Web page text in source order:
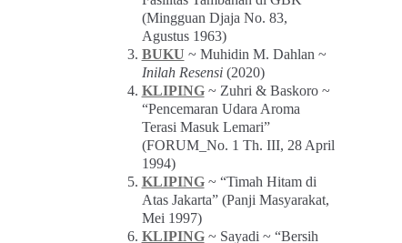
(Mingguan Djaja No. 83,
Agustus 1963)
BUKU ~ Muhidin M. Dahlan ~
Inilah Resensi(2020)
KLIPING~ Zuhri & Baskoro ~
“Pencemaran Udara Aroma
Terasi Masuk Lemari”
(FORUM_No. 1 Th. III, 28 April
1994)
KLIPING~ “Timah Hitam di
Atas Jakarta” (Panji Masyarakat,
Mei 1997)
KLIPING~ Sayadi ~ “Bersih